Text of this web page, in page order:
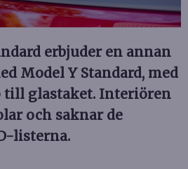
erbjuder en annan
Model Y Standard, med
till glastaket. Interiören
och saknar de
listerna.